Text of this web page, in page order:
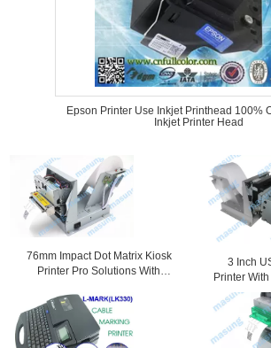
Epson Printer Use Inkjet Printhead 100%
Inkjet Printer Head
76mm Impact Dot Matrix Kiosk
Printer Pro Solutions With
3 Inch
Printer